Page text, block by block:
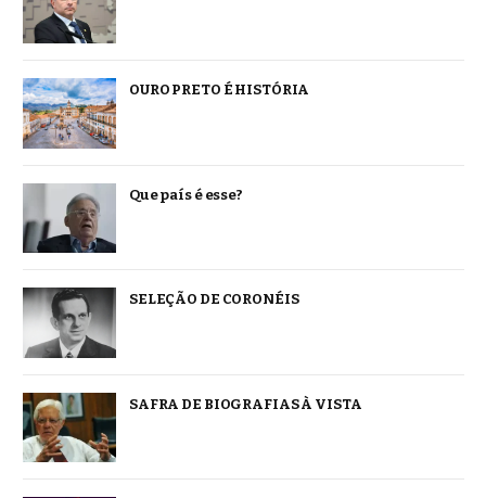
OURO PRETO É HISTÓRIA
Que país é esse?
SELEÇÃO DE CORONÉIS
SAFRA DE BIOGRAFIAS À VISTA